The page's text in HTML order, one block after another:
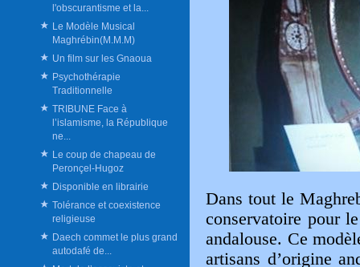
l'obscurantisme et la...
Le Modèle Musical
Maghrébin(M.M.M)
Un film sur les Gnaoua
Psychothérapie
Traditionnelle
TRIBUNE Face à
l’islamisme, la République
ne...
Le coup de chapeau de
Peronçel-Hugoz
Disponible en librairie
Tolérance et coexistence
religieuse
Daech commet le plus grand
autodafé de...
Dans tout le
conservatoire pour
andalouse. Ce
artisans d’origine